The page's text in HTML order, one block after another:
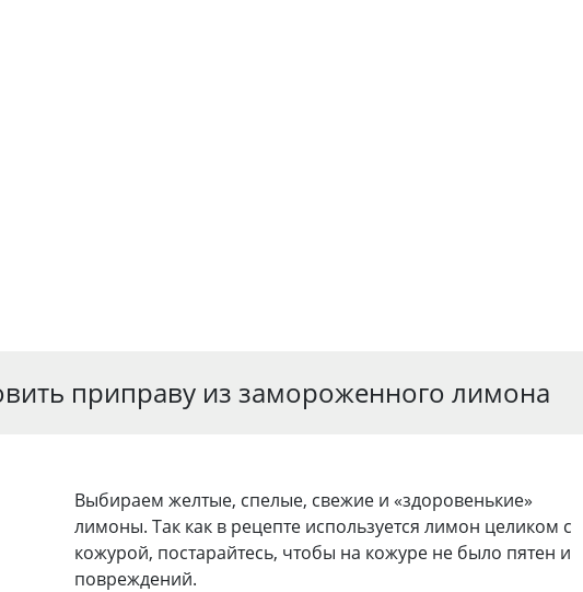
приправу из замороженного лимона
Выбираем желтые, спелые, свежие и «здоровенькие»
лимоны. Так как в рецепте используется лимон целиком с
кожурой, постарайтесь, чтобы на кожуре не было пятен и
повреждений.